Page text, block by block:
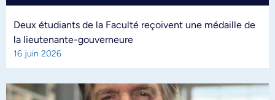
Deux étudiants de la Faculté reçoivent une médaille de
la lieutenante-gouverneure
16 juin 2026